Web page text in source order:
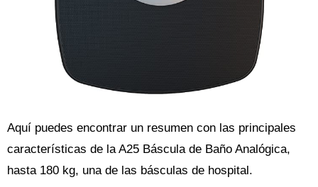
Aquí puedes encontrar un resumen con las principales
características de la A25 Báscula de Baño Analógica,
hasta 180 kg, una de las básculas de hospital.